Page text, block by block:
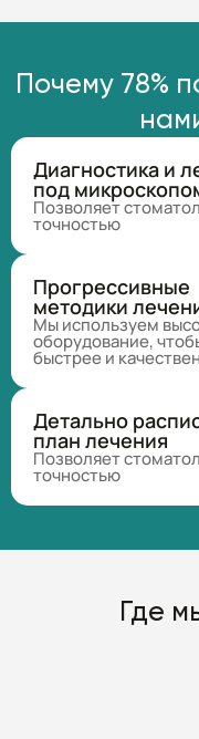
Почему 78%
Диагностика и
под
Позволяет
точностью
Прогрессивные
методики
Мы используем
оборудование,
быстрее и
Детально
план лечения
Позволяет
точностью
Где